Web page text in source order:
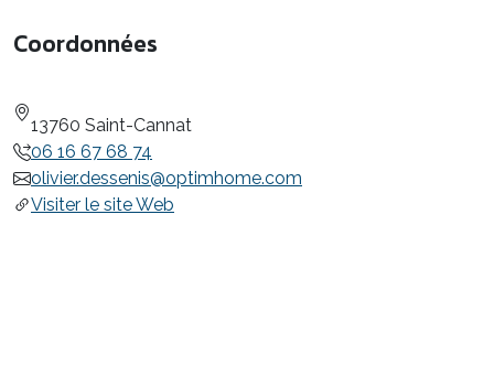
Coordonnées
13760 Saint-Cannat
06 16 67 68 74
olivier.dessenis@optimhome.com
Visiter le site Web